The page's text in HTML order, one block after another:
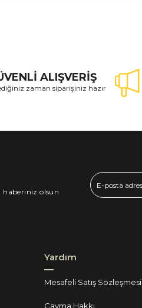
ALIŞVERİŞ
zaman siparişiniz hazır
haberiniz olsun
Yardım
Mesafeli Satış Sözleşmesi
Cayma Hakkı